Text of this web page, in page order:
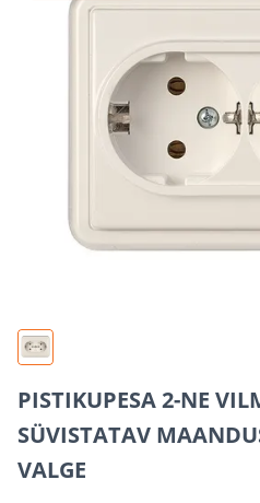
PISTIKUPESA 2-NE
SÜVISTATAV
VALGE